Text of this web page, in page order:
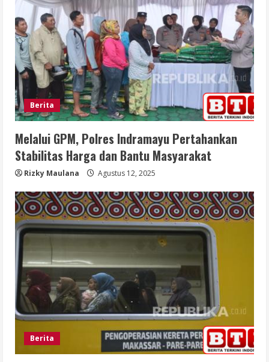
Berita
Melalui GPM, Polres Indramayu Pertahankan
Stabilitas Harga dan Bantu Masyarakat
Rizky Maulana Agustus 12, 2025
Berita